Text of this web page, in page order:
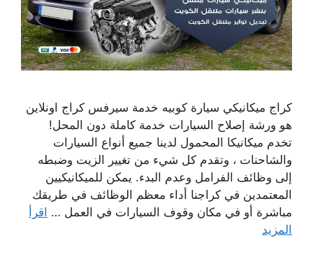
كراج ميكانيكي سيارة كوبيه خدمة سيرفس كراج اونلاين
هو ورشة إصلاح السيارات خدمة كاملة دون المحل!
تخدم ميكانيكا المحمول لدينا جميع أنواع السيارات
والشاحنات ، وتقدم كل شيء من تغيير الزيت وضبطه
إلى وظائف الفرامل وعدم البدء. يمكن للميكانيكيين
المعتمدين في كراجنا أداء معظم الوظائف في طريقك
مباشرة أو في مكان وقوف السيارات في العمل … اقرأ
المزيد